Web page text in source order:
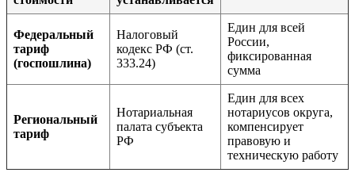
Федеральный
тариф
(госпошлина)
Налоговый
кодекс РФ (ст.
333.24)
Един для всей
России,
фиксированная
сумма
Региональный
тариф
Нотариальная
палата субъекта
РФ
Един для всех
нотариусов округа,
компенсирует
правовую и
техническую работу